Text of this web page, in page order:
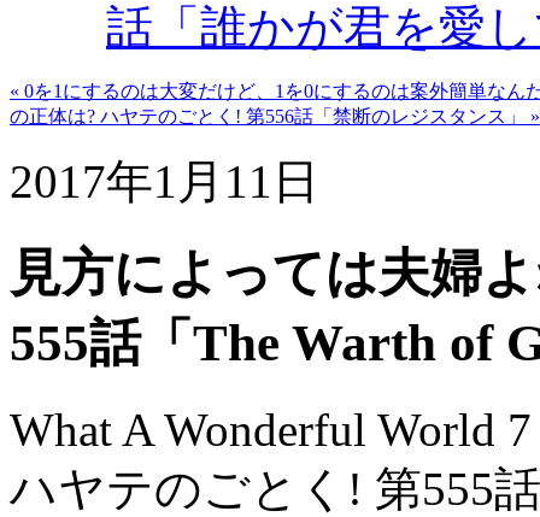
話「誰かが君を愛
« 0を1にするのは大変だけど、1を0にするのは案外簡単なん
の正体は? ハヤテのごとく! 第556話「禁断のレジスタンス」 »
2017年1月11日
見方によっては夫婦
555話「The Warth of
What A Wonderful World 7
ハヤテのごとく! 第555